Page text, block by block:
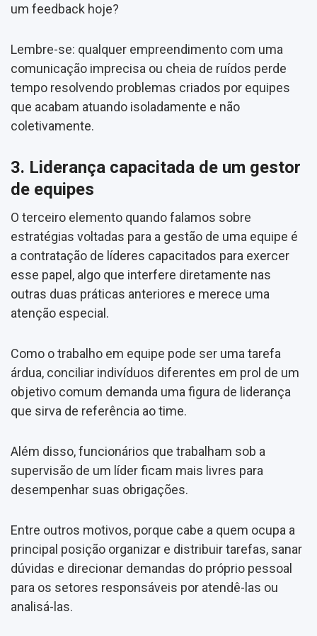
um feedback hoje?
Lembre-se: qualquer empreendimento com uma
comunicação imprecisa ou cheia de ruídos perde
tempo resolvendo problemas criados por equipes
que acabam atuando isoladamente e não
coletivamente.
3. Liderança capacitada de um gestor
de equipes
O terceiro elemento quando falamos sobre
estratégias voltadas para a gestão de uma equipe é
a contratação de líderes capacitados para exercer
esse papel, algo que interfere diretamente nas
outras duas práticas anteriores e merece uma
atenção especial.
Como o trabalho em equipe pode ser uma tarefa
árdua, conciliar indivíduos diferentes em prol de um
objetivo comum demanda uma figura de liderança
que sirva de referência ao time.
Além disso, funcionários que trabalham sob a
supervisão de um líder ficam mais livres para
desempenhar suas obrigações.
Entre outros motivos, porque cabe a quem ocupa a
principal posição organizar e distribuir tarefas, sanar
dúvidas e direcionar demandas do próprio pessoal
para os setores responsáveis por atendê-las ou
analisá-las.